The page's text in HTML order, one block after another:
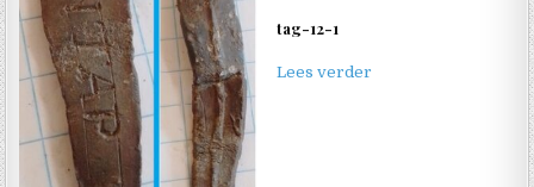
tag-12-1
Lees verder